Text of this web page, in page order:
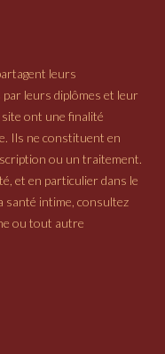
leurs
leurs diplômes et leur
ont une finalité
Ils ne constituent en
ou un traitement.
et en particulier dans le
santé intime, consultez
ou tout autre